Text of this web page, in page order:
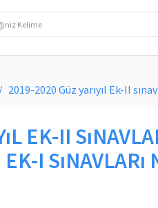
2019-2020 Güz yarıyıl Ek-II
EK-II
EK-I